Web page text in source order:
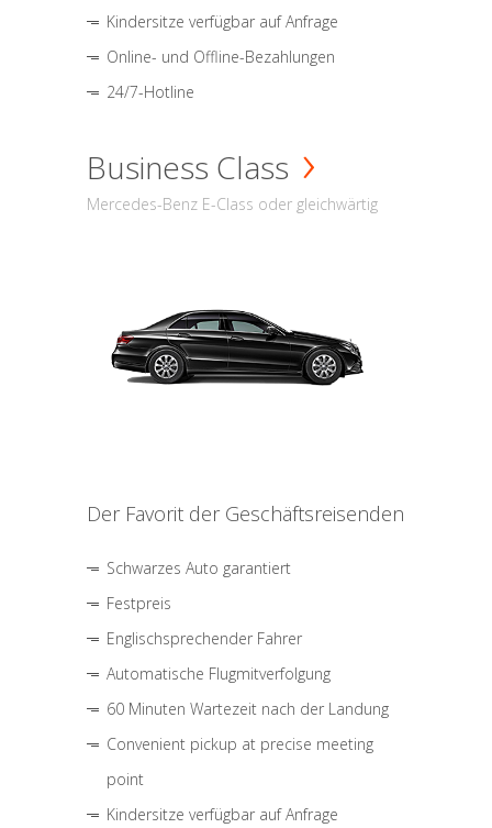
Kindersitze verfügbar auf Anfrage
Online- und Offline-Bezahlungen
24/7-Hotline
Business Class
Mercedes-Benz E-Class oder gleichwärtig
Der Favorit der Geschäftsreisenden
Schwarzes Auto garantiert
Festpreis
Englischsprechender Fahrer
Automatische Flugmitverfolgung
60 Minuten Wartezeit nach der Landung
Convenient pickup at precise meeting
point
Kindersitze verfügbar auf Anfrage